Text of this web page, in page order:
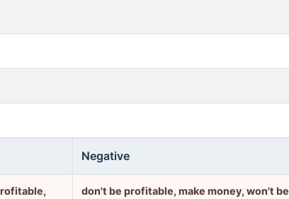
Negative
don't be profitable, make money, won't be